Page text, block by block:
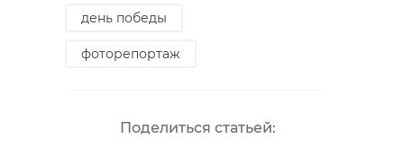
день победы
фоторепортаж
Поделиться статьей: